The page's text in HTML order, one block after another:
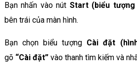
Bạn nhấn vào nút Start (biểu tượng
bên trái của màn hình.
Bạn chọn biểu tượng Cài đặt
gõ “Cài đặt”vào thanh tìm kiếm và